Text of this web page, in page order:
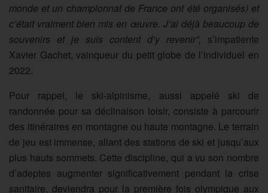
monde et un championnat de France ont été organisés) et
c’était vraiment bien mis en œuvre. J’ai déjà beaucoup de
souvenirs et je suis content d’y revenir”, s’impatiente
Xavier Gachet, vainqueur du petit globe de l’individuel en
2022.
Pour rappel, le ski-alpinisme, aussi appelé ski de
randonnée pour sa déclinaison loisir, consiste à parcourir
des itinéraires en montagne ou haute montagne. Le terrain
de jeu est immense, allant des stations de ski et jusqu’aux
plus hauts sommets. Cette discipline, qui a vu son nombre
d’adeptes augmenter significativement pendant la crise
sanitaire, deviendra pour la première fois olympique aux